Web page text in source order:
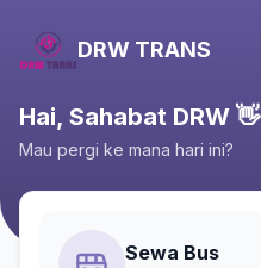
DRW TRANS
Hai, Sahabat DRW 👋
Mau pergi ke mana hari ini?
Sewa Bus